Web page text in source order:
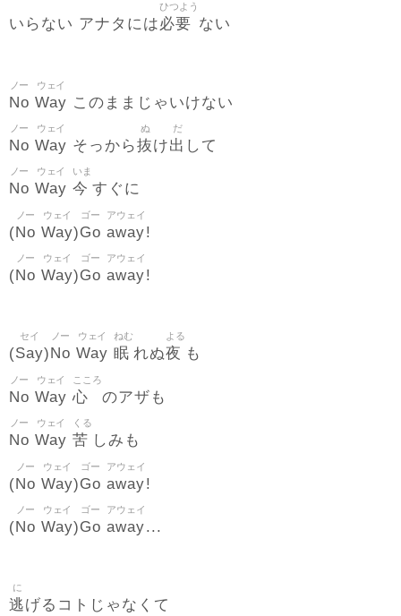
いらない アナタには必要
ひつよう
ない
No
ノー
Way
ウェイ
このままじゃいけない
No
ノー
Way
ウェイ
そっから抜
ぬ
け出
だ
して
No
ノー
Way
ウェイ
今
いま
すぐに
(No
ノー
Way
ウェイ
)Go
ゴー
away
アウェイ
!
(No
ノー
Way
ウェイ
)Go
ゴー
away
アウェイ
!
(Say
セイ
) No
ノー
Way
ウェイ
眠
ねむ
れぬ夜
よる
も
No
ノー
Way
ウェイ
心
こころ
のアザも
No
ノー
Way
ウェイ
苦
くる
しみも
(No
ノー
Way
ウェイ
)Go
ゴー
away
アウェイ
!
(No
ノー
Way
ウェイ
)Go
ゴー
away
アウェイ
...
逃
に
げるコトじゃなくて